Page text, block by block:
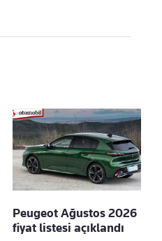
Peugeot Ağustos 2026
fiyat listesi açıklandı